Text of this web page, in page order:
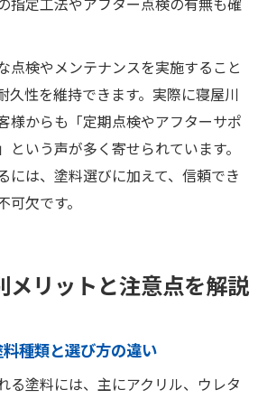
点検やメンテナンスを実施すること
久性を維持できます。実際に寝屋川
様からも「定期点検やアフターサポ
という声が多く寄せられています。
には、塗料選びに加えて、信頼でき
欠です。
メリットと注意点を解説
種類と選び方の違い
る塗料には、主にアクリル、ウレタ